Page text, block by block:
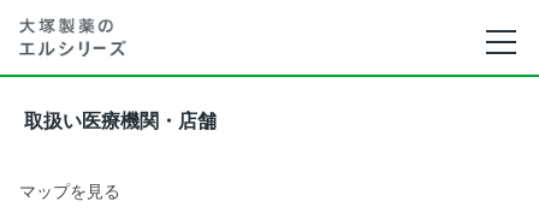
取扱い医療機関・店舗
マップを見る